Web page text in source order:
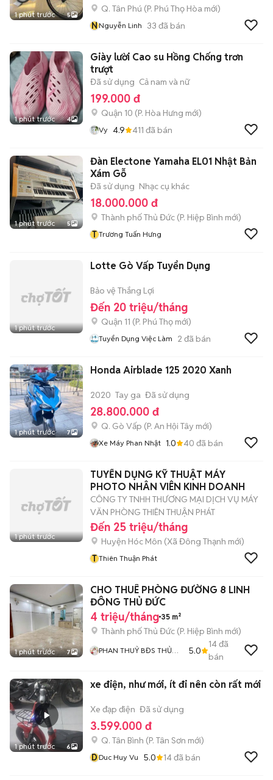
1 phút trước 5
Q. Tân Phú (P. Phú Thọ Hòa mới)
NNguyễn Linh 33 đã bán
1 phút trước 4
Giày lười Cao su Hồng Chống trơn
trượt
Đã sử dụng Cả nam và nữ
199.000 đ
Quận 10 (P. Hòa Hưng mới)
Vy 4.9 411 đã bán
1 phút trước 5
Đàn Electone Yamaha EL01 Nhật Bản
Xám Gỗ
Đã sử dụng Nhạc cụ khác
18.000.000 đ
Thành phố Thủ Đức (P. Hiệp Bình mới)
T Trương Tuấn Hưng
1 phút trước
Lotte Gò Vấp Tuyển Dụng
Bảo vệ Thắng Lợi
Đến 20 triệu/tháng
Quận 11 (P. Phú Thọ mới)
Tuyển Dụng Việc Làm 2 đã bán
1 phút trước 7
Honda Airblade 125 2020 Xanh
2020 Tay ga Đã sử dụng
28.800.000 đ
Q. Gò Vấp (P. An Hội Tây mới)
Xe Máy Phan Nhật 1.0 40 đã bán
1 phút trước
TUYỂN DỤNG KỸ THUẬT MÁY
PHOTO NHÂN VIÊN KINH DOANH
CÔNG TY TNHH THƯƠNG MẠI DỊCH VỤ MÁY
VĂN PHÒNG THIÊN THUẬN PHÁT
Đến 25 triệu/tháng
Huyện Hóc Môn (Xã Đông Thạnh mới)
T Thiên Thuận Phát
1 phút trước 7
CHO THUÊ PHÒNG ĐƯỜNG 8 LINH
ĐÔNG THỦ ĐỨC
4 triệu/tháng 35 m²
Thành phố Thủ Đức (P. Hiệp Bình mới)
PHAN THUỶ BĐS THỦ
5.0
14đã
bán
1 phút trước 6
xe điện, như mới, ít đi nên còn rất mới
Xe đạp điện Đã sử dụng
3.599.000 đ
Q. Tân Bình (P. Tân Sơn mới)
DDuc Huy Vu 5.0 14đã bán